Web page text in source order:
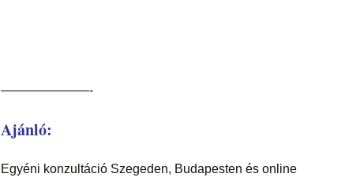
———————-
Ajánló:
Egyéni konzultáció Szegeden, Budapesten és online